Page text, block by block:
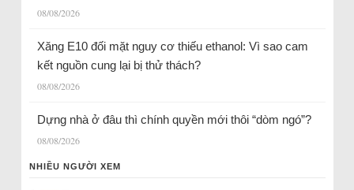
08/08/2026
Xăng E10 đối mặt nguy cơ thiếu ethanol: Vì sao cam
kết nguồn cung lại bị thử thách?
08/08/2026
Dựng nhà ở đâu thì chính quyền mới thôi “dòm ngó”?
08/08/2026
NHIỀU NGƯỜI XEM